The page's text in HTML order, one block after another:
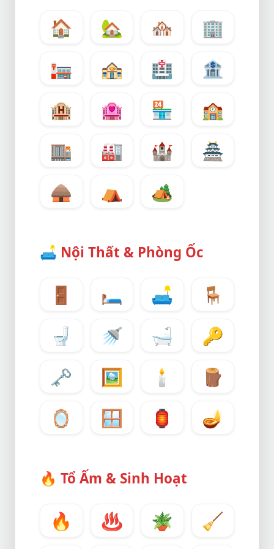
🏠 🏡 🏘️
🏢
🏣
🏤 🏥
🏦
🏨
🏩 🏪
🏫
🏬
🏭 🏰
🏯
🛖
⛺ 🏕️
🛋️ Nội Thất & Phòng Ốc
🚪 🛏️ 🛋️
🪑
🚽
🚿 🛁
🔑
🗝️
🖼️ 🕯️
🪵
🪞
🪟 🏮 🪔
🔥 Tổ Ấm & Sinh Hoạt
🔥 ♨️ 🪴
🧹